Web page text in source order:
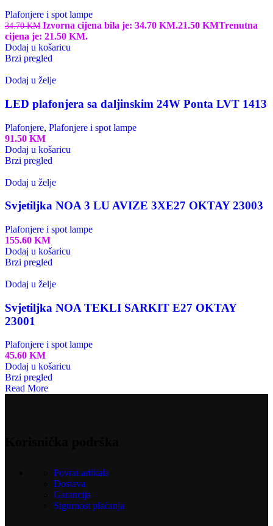
Plafonjere i spot lampe
34.70KM Izvorna cijena bila je: 34.70 KM.21.50 KMTrenutna
cijena je: 21.50 KM.
Dodaj u košaricu
Brzi pregled
Dodaj u želje
LED plafonjera sa daljinskim 24W Ponta LVT 1413
Plafonjere, Plafonjere i spot lampe
91.50 KM
Dodaj u košaricu
Brzi pregled
Dodaj u želje
Svjetiljka NOA 3 LU AVIZE 3XE27 OKTAY 23003
Plafonjere i spot lampe
155.60 KM
Dodaj u košaricu
Brzi pregled
Dodaj u želje
Svjetiljka NOA TEKLI SARKIT E27 OKTAY
23001
Plafonjere i spot lampe
45.60 KM
Dodaj u košaricu
Brzi pregled
Read More
Povrat artikala
Dostava
Garancija
Sigurnost plaćanja